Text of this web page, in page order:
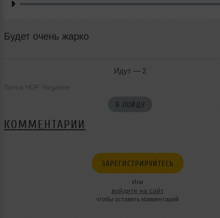
Будет очень жарко
Идут — 2
Termit HDF, Negative
Я ПОЙДУ
КОММЕНТАРИИ
ЗАРЕГИСТРИРУЙТЕСЬ
Или
войдите на сайт
чтобы оставить комментарий